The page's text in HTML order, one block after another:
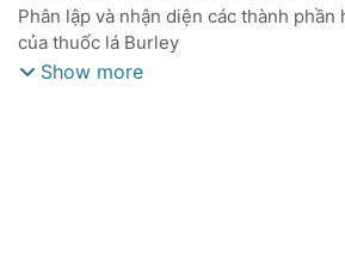
WILMER A. ROHDE
Phân lập và nhận diện các thành phần
của thuốc lá Burley
Show more